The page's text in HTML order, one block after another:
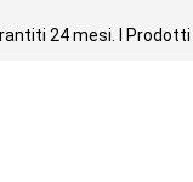
24 mesi. I